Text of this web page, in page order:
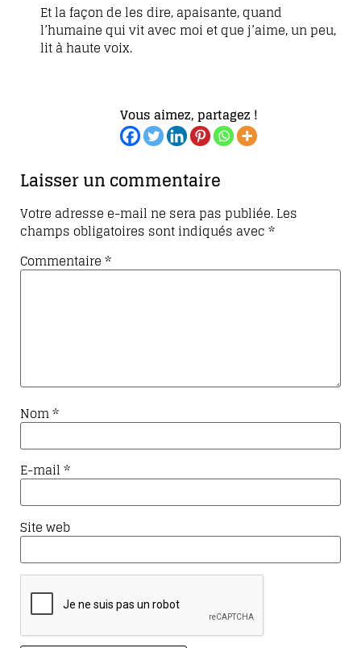
Et la façon de les dire, apaisante, quand
l’humaine qui vit avec moi et que j’aime, un peu,
lit à haute voix.
Vous aimez, partagez !
Laisser un commentaire
Votre adresse e-mail ne sera pas publiée.Les
champs obligatoires sont indiqués avec*
Commentaire*
Nom*
E-mail*
Site web